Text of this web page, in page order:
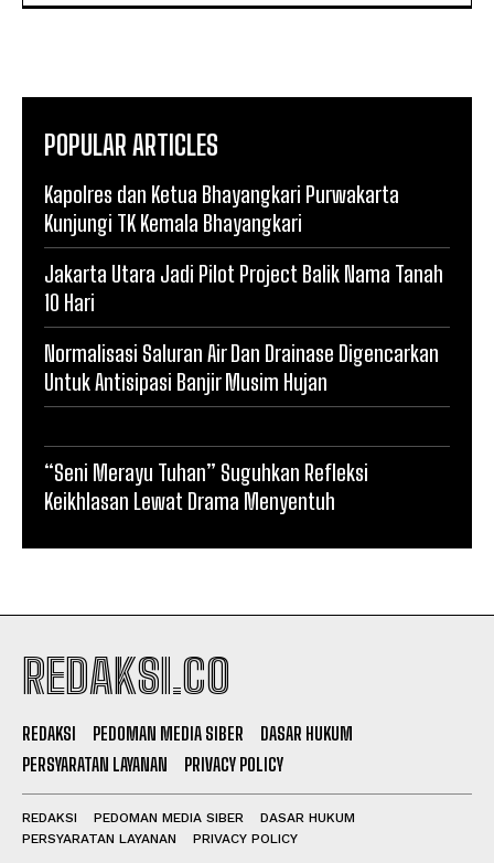
POPULAR ARTICLES
Kapolres dan Ketua Bhayangkari Purwakarta
Kunjungi TK Kemala Bhayangkari
Jakarta Utara Jadi Pilot Project Balik Nama Tanah
10 Hari
Normalisasi Saluran Air Dan Drainase Digencarkan
Untuk Antisipasi Banjir Musim Hujan
“Seni Merayu Tuhan” Suguhkan Refleksi
Keikhlasan Lewat Drama Menyentuh
REDAKSI.CO
REDAKSI PEDOMAN MEDIA SIBER
DASAR HUKUM
PERSYARATAN LAYANAN
PRIVACY POLICY
REDAKSI PEDOMAN MEDIA SIBER
DASAR HUKUM
PERSYARATAN LAYANAN
PRIVACY POLICY